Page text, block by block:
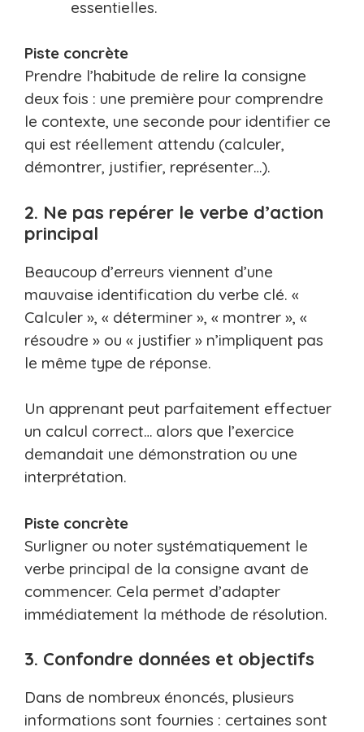
essentielles.
Piste concrète
Prendre l’habitude de relire la consigne
deux fois : une première pour comprendre
le contexte, une seconde pour identifier ce
qui est réellement attendu (calculer,
démontrer, justifier, représenter…).
2. Ne pas repérer le verbe d’action
principal
Beaucoup d’erreurs viennent d’une
mauvaise identification du verbe clé. «
Calculer », « déterminer », « montrer », «
résoudre » ou « justifier » n’impliquent pas
le même type de réponse.
Un apprenant peut parfaitement effectuer
un calcul correct… alors que l’exercice
demandait une démonstration ou une
interprétation.
Piste concrète
Surligner ou noter systématiquement le
verbe principal de la consigne avant de
commencer. Cela permet d’adapter
immédiatement la méthode de résolution.
3. Confondre données et objectifs
Dans de nombreux énoncés, plusieurs
informations sont fournies : certaines sont